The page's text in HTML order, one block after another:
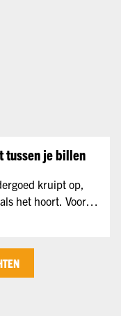
tussen je billen
kruipt op,
het hoort. Vooral
irritatie
model en